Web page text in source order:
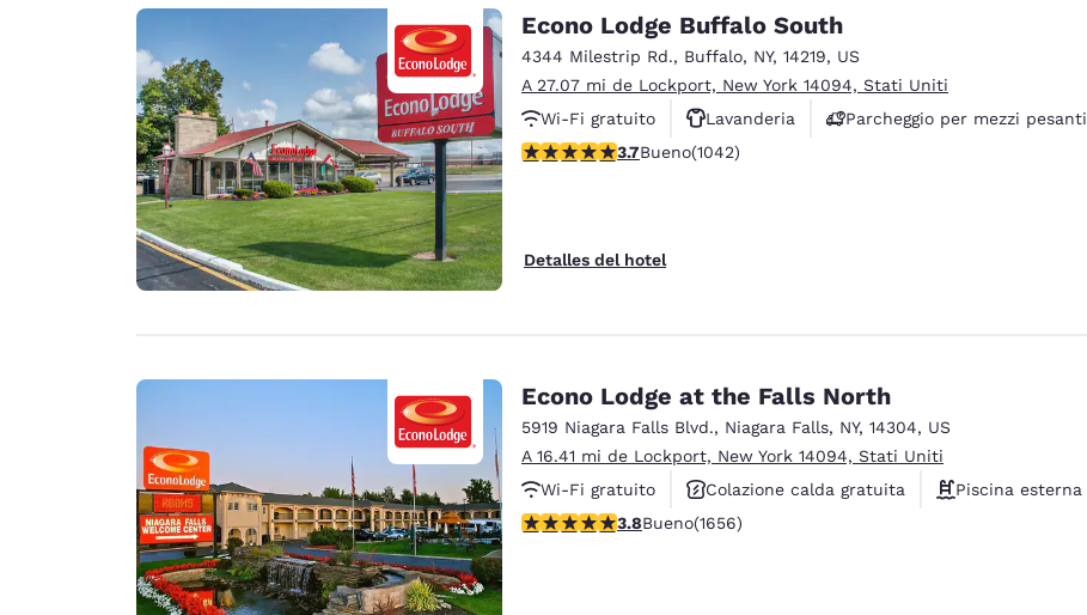
Français Español
Europa
Deutschland
Deutsch
Germany España
Spain
English
Ireland
English
Asia-Pacífico
Australia
English
India
English
Econo Lodge Buffalo South
4344 Milestrip Rd., Buffalo, NY, 14219, US
A 27.07 mi de Lockport, New York 14094, Stati Uniti
Wi-Fi gratuito
Lavanderia
Parcheggio per mezzi pesanti
calificación de 3.66 estrellas. Bueno. 1042 reseñas
3.7Bueno(1042)
Detalles del hotel
Econo Lodge at the Falls North
5919 Niagara Falls Blvd., Niagara Falls, NY, 14304, US
A 16.41 mi de Lockport, New York 14094, Stati Uniti
Wi-Fi gratuito
Colazione calda gratuita
Piscina esterna
calificación de 3.77 estrellas. Bueno. 1656 reseñas
3.8Bueno(1656)